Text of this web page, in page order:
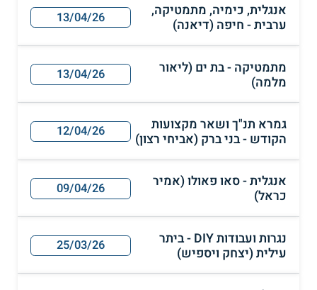
אנגלית, כימיה, מתמטיקה,
ערבית - חיפה (דיאנה)
13/04/26
מתמטיקה - בת ים (ליאור
מלמה)
13/04/26
גמרא תנ"ך ושאר מקצועות
הקודש - בני ברק (אביחי רצון)
12/04/26
אנגלית - סאו פאולו (אמיר
כראל)
09/04/26
נגרות ועבודות DIY - ביתר
עילית (יצחק ויספיש)
25/03/26